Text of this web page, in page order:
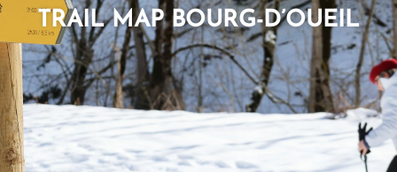
TRAIL MAP BOURG-D’OUEIL